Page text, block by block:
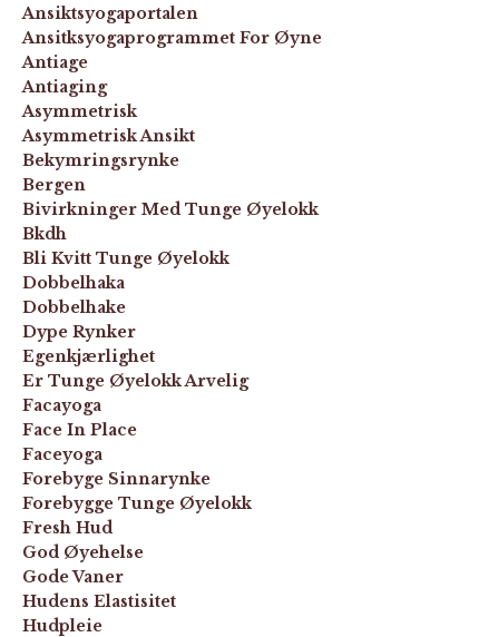
Ansiktsyogaportalen
Ansitksyogaprogrammet For Øyne
Antiage
Antiaging
Asymmetrisk
Asymmetrisk Ansikt
Bekymringsrynke
Bergen
Bivirkninger Med Tunge Øyelokk
Bkdh
Bli Kvitt Tunge Øyelokk
Dobbelhaka
Dobbelhake
Dype Rynker
Egenkjærlighet
Er Tunge Øyelokk Arvelig
Facayoga
Face In Place
Faceyoga
Forebyge Sinnarynke
Forebygge Tunge Øyelokk
Fresh Hud
God Øyehelse
Gode Vaner
Hudens Elastisitet
Hudpleie